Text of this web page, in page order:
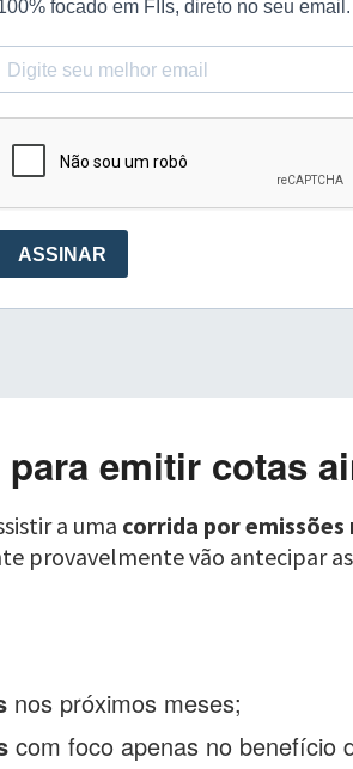
emitir cotas
a uma corrida por emissões
provavelmente vão antecipar
nos próximos meses;
com foco apenas no benefício